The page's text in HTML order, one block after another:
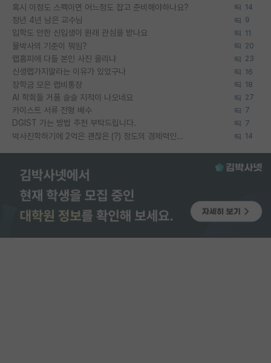
혹시 이정도 스펙이면 어느정도 잡고 준비해야하나요? 14
정년 4년 남은 교수님 9
입학도 안한 신입생이 원래 관심을 받나요 11
물박사의 기준이 뭐임? 20
랩홈피에 다들 본인 사진 올리냐 23
신생랩가지말라는 이유가 있었구나 16
장학금 모은 랩비통장 18
AI 학회들 거품 슬슬 지적이 나오네요 27
카이스트 서류 전형 배수 7
DGIST 가는 방법 추천 부탁드립니다. 7
박사진학하기에 2억은 괜찮은 (?) 정도의 경제력인가요 14